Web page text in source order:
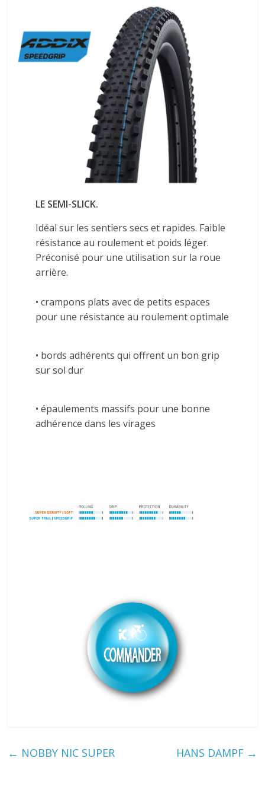
LE SEMI-SLICK.
Idéal sur les sentiers secs et rapides. Faible
résistance au roulement et poids léger.
Préconisé pour une utilisation sur la roue
arrière.
• crampons plats avec de petits espaces
pour une résistance au roulement optimale
• bords adhérents qui offrent un bon grip
sur sol dur
• épaulements massifs pour une bonne
adhérence dans les virages
← NOBBY NIC SUPER HANS DAMPF →